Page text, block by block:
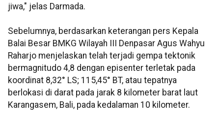
jiwa," jelas Darmada.
Sebelumnya, berdasarkan keterangan pers Kepala
Balai Besar BMKG Wilayah III Denpasar Agus Wahyu
Raharjo menjelaskan telah terjadi gempa tektonik
bermagnitudo 4,8 dengan episenter terletak pada
koordinat 8,32° LS; 115,45° BT, atau tepatnya
berlokasi di darat pada jarak 8 kilometer barat laut
Karangasem, Bali, pada kedalaman 10 kilometer.